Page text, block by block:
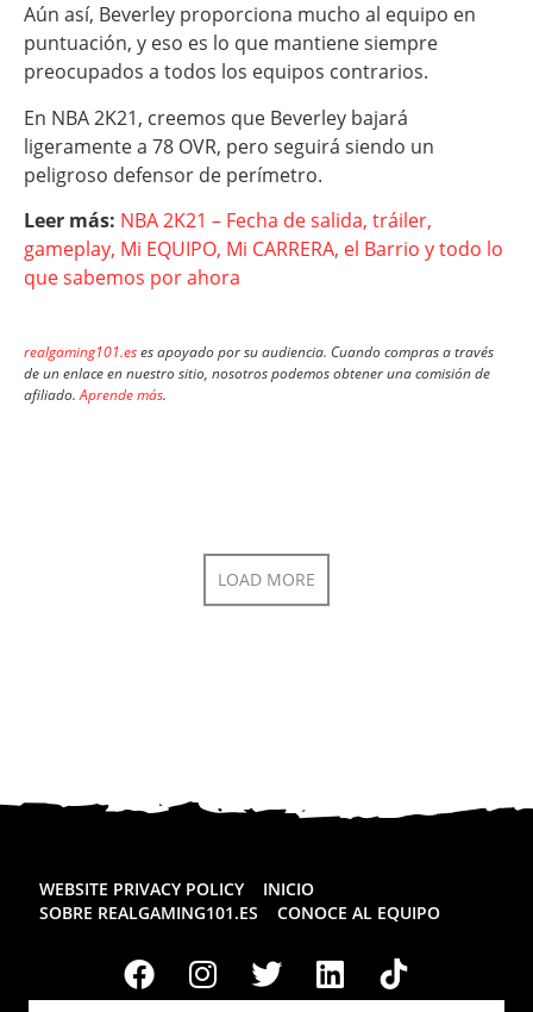
Aún así, Beverley proporciona mucho al equipo en
puntuación, y eso es lo que mantiene siempre
preocupados a todos los equipos contrarios.
En NBA 2K21, creemos que Beverley bajará
ligeramente a 78 OVR, pero seguirá siendo un
peligroso defensor de perímetro.
Leer más: NBA 2K21 – Fecha de salida, tráiler,
gameplay, Mi EQUIPO, Mi CARRERA, el Barrio y todo lo
que sabemos por ahora
realgaming101.eses apoyado por su audiencia. Cuando compras a través
de un enlace en nuestro sitio, nosotros podemos obtener una comisión de
afiliado.Aprende más.
LOAD MORE
WEBSITE PRIVACY POLICY
INICIO
SOBRE REALGAMING101.ES
CONOCE AL EQUIPO